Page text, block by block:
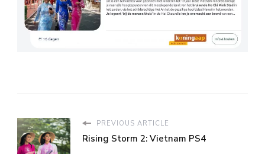
PREVIOUS ARTICLE
Rising Storm 2: Vietnam PS4